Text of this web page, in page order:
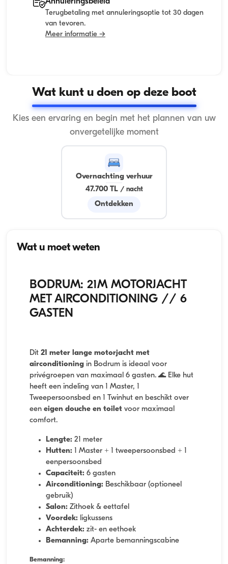
Terugbetaling met annuleringsoptie tot 30 dagen
van tevoren.
Meer informatie →
Wat kunt u doen op deze boot
Kies een ervaring en begin met het plannen van uw
onvergetelijke moment
Overnachting verhuur
47.700 TL/ nacht
Ontdekken
Wat u moet weten
BODRUM: 21M MOTORJACHT
MET AIRCONDITIONING // 6
GASTEN
Dit 21 meter lange motorjacht met
airconditioning in Bodrum is ideaal voor
privégroepen van maximaal 6 gasten. 🌊 Elke hut
heeft een indeling van 1 Master, 1
Tweepersoonsbed en 1 Twinhut en beschikt over
een eigen douche en toilet voor maximaal
comfort.
Lengte: 21 meter
Hutten: 1 Master + 1 tweepersoonsbed + 1
eenpersoonsbed
Capaciteit: 6 gasten
Airconditioning: Beschikbaar (optioneel
gebruik)
Salon: Zithoek & eettafel
Voordek: ligkussens
Achterdek: zit- en eethoek
Bemanning: Aparte bemanningscabine
Bemanning: